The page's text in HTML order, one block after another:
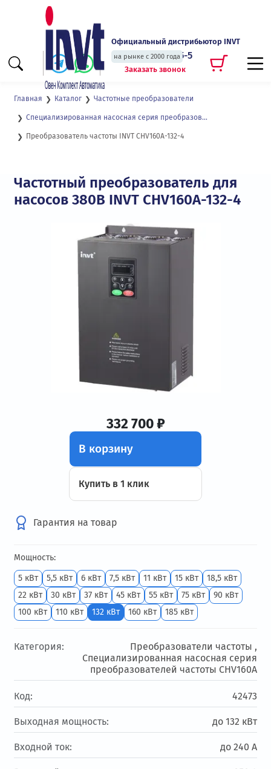
Официальный дистрибьютор INVT
на рынке с 2000 года
+7 (495) 135-135-5
Заказать звонок
Главная Каталог Частотные преобразователи
Специализированная насосная серия преобразователей частоты CHV160А
Преобразователь частоты INVT CHV160A-132-4
Частотный преобразователь для
насосов 380В INVT CHV160A-132-4
332 700 ₽
В корзину
Купить в 1 клик
Гарантия на товар
Мощность:
5 кВт
5,5 кВт 6 кВт 7,5 кВт 11 кВт 15 кВт
18,5 кВт
22 кВт
30 кВт 37 кВт 45 кВт 55 кВт 75 кВт
90 кВт
100 кВт
110 кВт 132 кВт 160 кВт 185 кВт
Категория:
Преобразователи частоты ,
Специализированная насосная серия
преобразователей частоты CHV160А
Код: 42473
Выходная мощность: до 132 кВт
Входной ток: до 240 А